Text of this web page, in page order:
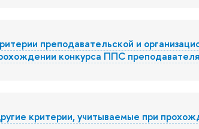
преподавательской и
конкурса ППС
критерии, учитываемые при